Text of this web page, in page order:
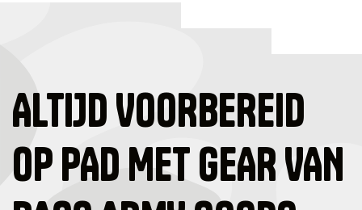
ALTIJD VOORBEREID
OP PAD MET GEAR VAN